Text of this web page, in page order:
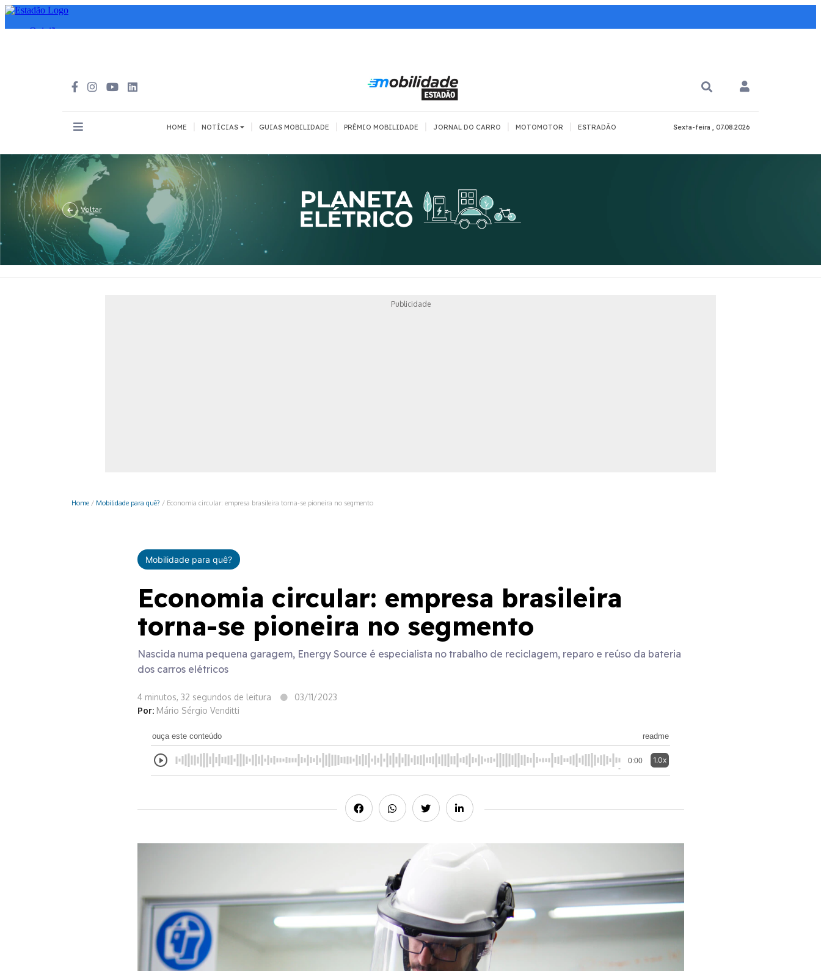
HOME NOTÍCIAS
INOVAÇÃO
Todos
MEIOS DE TRANSPORTE
Cargas
Carro
Todos
Trânsito
Dia a dia
Empreender
GUIAS MOBILIDADE PRÊMIO MOBILIDADE JORNAL DO CARRO MOTOMOTOR ESTRADÃO Sexta-feira , 07.08.2026
Voltar
Publicidade
Home / Mobilidade para quê? / Economia circular: empresa brasileira torna-se pioneira no segmento
Mobilidade para quê?
Economia circular: empresa brasileira
torna-se pioneira no segmento
Nascida numa pequena garagem, Energy Source é especialista no trabalho de reciclagem, reparo e reúso da bateria
dos carros elétricos
4 minutos, 32 segundos de leitura
03/11/2023
Por: Mário Sérgio Venditti
ouça este conteúdo readme
0:00 1.0x